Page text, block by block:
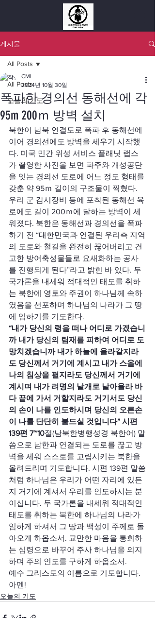
게시물
All Posts
오늘의 기도
All Posts
폭파한 경의선 동해선에 각
95m 200ｍ 방벽 설치
CMI
2024년 10월 30일
북한이 남북 연결도로 폭파 후 동해선에
이어 경의선에도 방벽을 세우기 시작했
다. 미국 민간 위성 서비스 플래닛 랩스
가 촬영한 사진을 보면 파주와 개성공단
을 잇는 경의선 도로에 어느 정도 형태를
갖춘 약 95ｍ 길이의 구조물이 찍혔다.
우리 군 감시장비 등에 포착된 동해선 육
로에도 길이 200ｍ에 달하는 방벽이 세
워졌다. 북한은 동해선과 경의선을 폭파
하기 전 “대한민국과 연결된 우리측 지역
의 도로와 철길을 완전히 끊어버리고 견
고한 방어축성물들로 요새화하는 공사
를 진행되게 된다”라고 밝힌 바 있다. 두
국가론을 내세워 적대적인 태도를 취하
는 북한에 영토와 주권이 하나님께 속하
였음을 선포하며 하나님의 나라가 그 땅
에 임하기를 기도한다.
“내가 당신의 령을 떠나 어디로 가겠습니
까 내가 당신의 림재를 피하여 어디로 도
망치겠습니까 내가 하늘에 올라갈지라
도 당신께서 거기에 계시고 내가 스올에
나의 침상을 펼지라도 당신께서 거기에
계시며 내가 려명의 날개로 날아올라 바
다 끝에 가서 거할지라도 거기서도 당신
의 손이 나를 인도하시며 당신의 오른손
이 나를 단단히 붙드실 것입니다” 시편
139편 7~10절(남북한병행성경 북한어) 말
씀으로 남한과 연결되는 도로를 끊고 방
벽을 세워 스스로를 고립시키는 북한을
올려드리며 기도합니다. 시편 139편 말씀
처럼 하나님은 우리가 어떤 자리에 있든
지 거기에 계셔서 우리를 인도하시는 분
이십니다. 두 국가론을 내세워 적대적인
태도를 취하는 북한에 하나님의 나라가
임하게 하셔서 그 땅과 백성이 주께로 돌
아오게 하옵소서. 교만한 마음을 통회하
는 심령으로 바꾸어 주사 하나님을 의지
하며 주의 인도를 구하게 하옵소서.
예수 그리스도의 이름으로 기도합니다.
아멘!
오늘의 기도